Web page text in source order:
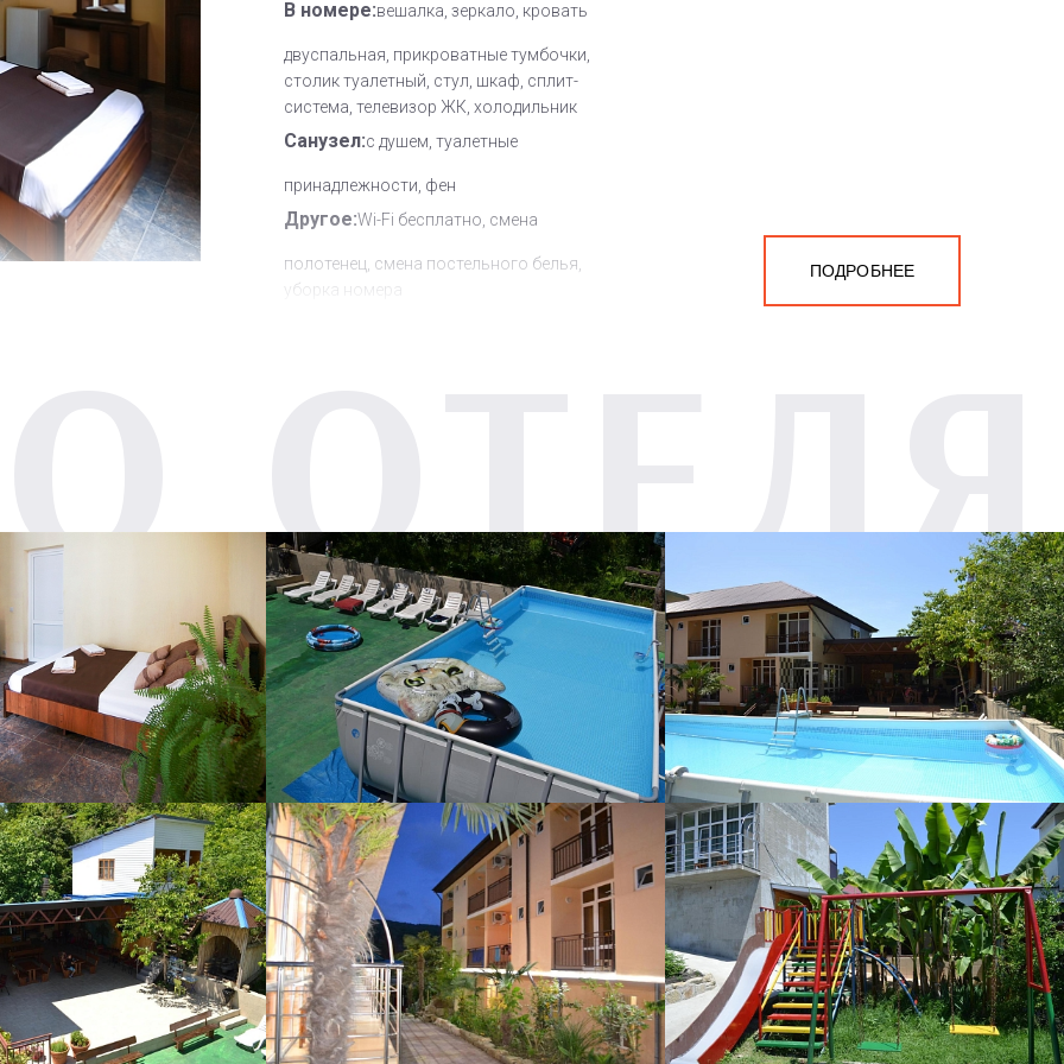
В номере:вешалка, зеркало, кровать
двуспальная, прикроватные тумбочки,
столик туалетный, стул, шкаф, сплит-
система, телевизор ЖК, холодильник
Санузел:с душем, туалетные
принадлежности, фен
Другое:Wi-Fi бесплатно, смена
полотенец, смена постельного белья,
уборка номера
ПОДРОБНЕЕ
ОТЕЛЯ